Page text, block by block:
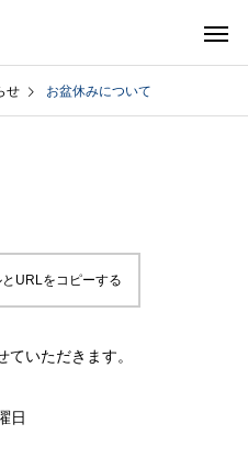
せ お盆休みについて
URLをコピーする
いただきます。
日